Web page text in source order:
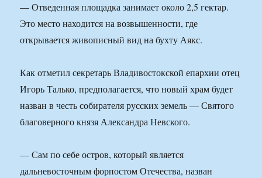
— Отведенная площадка занимает около 2,5 гектар.
Это место находится на возвышенности, где
открывается живописный вид на бухту Аякс.
Как отметил секретарь Владивостокской епархии отец
Игорь Талько, предполагается, что новый храм будет
назван в честь собирателя русских земель — Святого
благоверного князя Александра Невского.
— Сам по себе остров, который является
дальневосточным форпостом Отечества, назван